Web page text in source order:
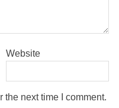
Website
the next time I comment.